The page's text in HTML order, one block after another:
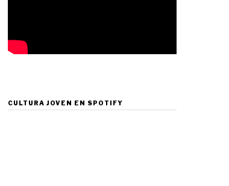
CULTURA JOVEN EN SPOTIFY